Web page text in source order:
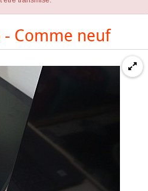
- Comme neuf